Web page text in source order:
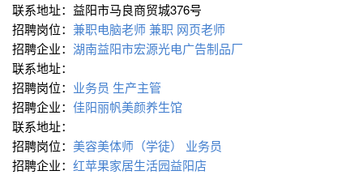
联系地址：益阳市马良商贸城376号
招聘岗位： 兼职电脑老师兼职 网页老师
招聘企业： 湖南益阳市宏源光电广告制品厂
联系地址：
招聘岗位： 业务员 生产主管
招聘企业： 佳阳丽帆美颜养生馆
联系地址：
招聘岗位： 美容美体师（学徒）
业务员
招聘企业： 红苹果家居生活园益阳店